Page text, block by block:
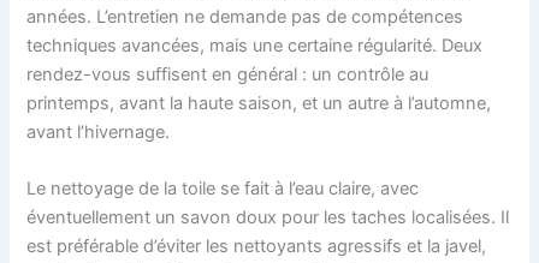
années. L’entretien ne demande pas de compétences
techniques avancées, mais une certaine régularité. Deux
rendez-vous suffisent en général : un contrôle au
printemps, avant la haute saison, et un autre à l’automne,
avant l’hivernage.
Le nettoyage de la toile se fait à l’eau claire, avec
éventuellement un savon doux pour les taches localisées. Il
est préférable d’éviter les nettoyants agressifs et la javel,